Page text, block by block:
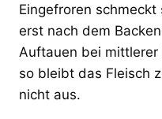
Eingefroren
erst nach dem
Auftauen bei
so bleibt das Fleisch
nicht aus.